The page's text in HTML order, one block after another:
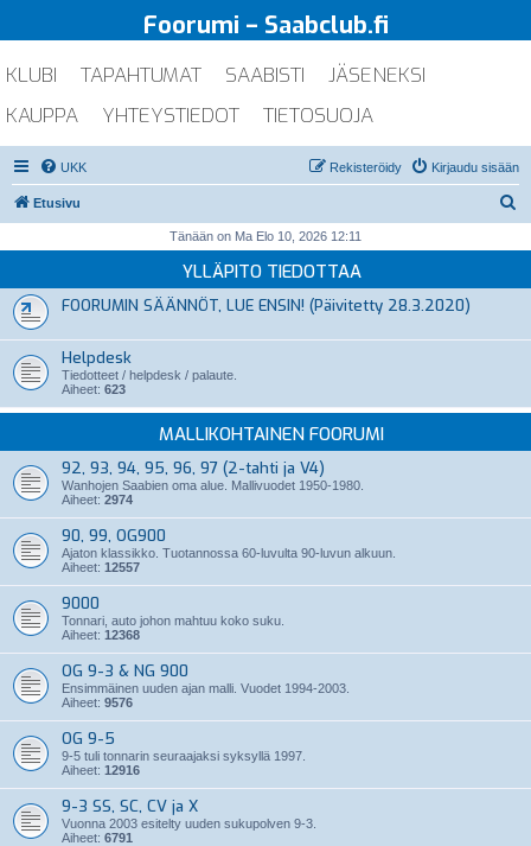
Foorumi – Saabclub.fi
KLUBI TAPAHTUMAT SAABISTI
JÄSENEKSI
KAUPPA
YHTEYSTIEDOT TIETOSUOJA
UKK Kirjaudu sisään
Rekisteröidy
Etusivu
i
Tänään on Ma Elo 10, 2026 12:11
YLLÄPITO TIEDOTTAA
FOORUMIN SÄÄNNÖT, LUE ENSIN! (Päivitetty 28.3.2020)
Helpdesk
Tiedotteet / helpdesk / palaute.
Aiheet: 623
MALLIKOHTAINEN FOORUMI
92, 93, 94, 95, 96, 97 (2-tahti ja V4)
Wanhojen Saabien oma alue. Mallivuodet 1950-1980.
Aiheet: 2974
90, 99, OG900
Ajaton klassikko. Tuotannossa 60-luvulta 90-luvun alkuun.
Aiheet: 12557
9000
Tonnari, auto johon mahtuu koko suku.
Aiheet: 12368
OG 9-3 & NG 900
Ensimmäinen uuden ajan malli. Vuodet 1994-2003.
Aiheet: 9576
OG 9-5
9-5 tuli tonnarin seuraajaksi syksyllä 1997.
Aiheet: 12916
9-3 SS, SC, CV ja X
Vuonna 2003 esitelty uuden sukupolven 9-3.
Aiheet: 6791